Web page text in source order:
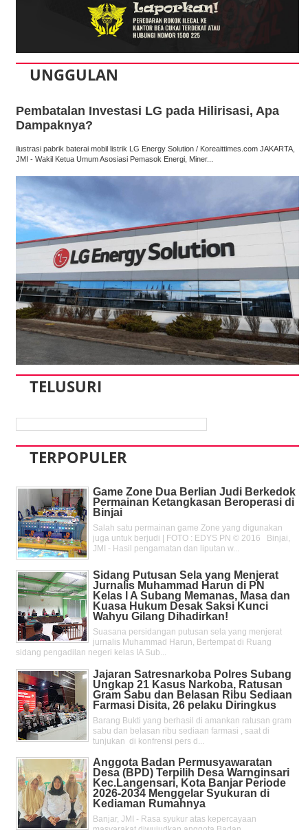
UNGGULAN
Pembatalan Investasi LG pada Hilirisasi, Apa
Dampaknya?
ilustrasi pabrik baterai mobil listrik LG Energy Solution / Koreaittimes.com JAKARTA,
JMI - Wakil Ketua Umum Asosiasi Pemasok Energi, Miner...
TELUSURI
TERPOPULER
Game Zone Dua Berlian Judi Berkedok
Permainan Ketangkasan Beroperasi di
Binjai
Salah satu permainan game Zone yang digunakan
juga untuk berjudi | FOTO : EDYS PN © 2016 Binjai,
JMI - Hasil pengamatan dan liputan w...
Sidang Putusan Sela yang Menjerat
Jurnalis Muhammad Harun di PN
Kelas l A Subang Memanas, Masa dan
Kuasa Hukum Desak Saksi Kunci
Wahyu Gilang Dihadirkan!
Suasana persidangan putusan sela yang menjerat
jurnalis Muhammad Harun, Bertempat di Ruang
sidang pengadilan negeri kelas IA Sub...
Jajaran Satresnarkoba Polres Subang
Ungkap 21 Kasus Narkoba, Ratusan
Gram Sabu dan Belasan Ribu Sediaan
Farmasi Disita, 26 pelaku Diringkus
Barang Bukti yang berhasil di amankan ratusan gram
sabu dan belasan ribu sediaan farmasi , saat di
tunjukan di konfrensi pers d...
Anggota Badan Permusyawaratan
Desa (BPD) Terpilih Desa Warnginsari
Kec.Langensari, Kota Banjar Periode
2026-2034 Menggelar Syukuran di
Kediaman Rumahnya
Banjar, JMI - Rasa syukur atas kepercayaan